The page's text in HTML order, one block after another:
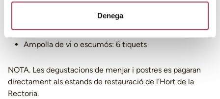
Denega
Copa de vi prèmium: 2 tiquets
Ampolla de vi o escumós: 6 tiquets
NOTA. Les degustacions de menjar i postres es pagaran
directament als estands de restauració de l’Hort de la
Rectoria.